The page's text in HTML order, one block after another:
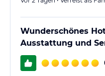
Wunderschönes
Ausstattung und